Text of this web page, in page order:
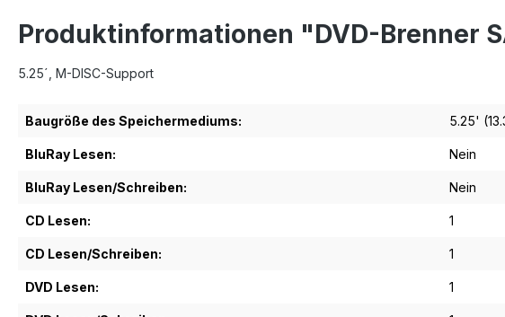
Produktinformationen "DVD-Brenner
5.25´, M-DISC-Support
Baugröße des Speichermediums: 5.25'
BluRay Lesen: Nein
BluRay Lesen/Schreiben: Nein
CD Lesen: 1
CD Lesen/Schreiben: 1
DVD Lesen: 1